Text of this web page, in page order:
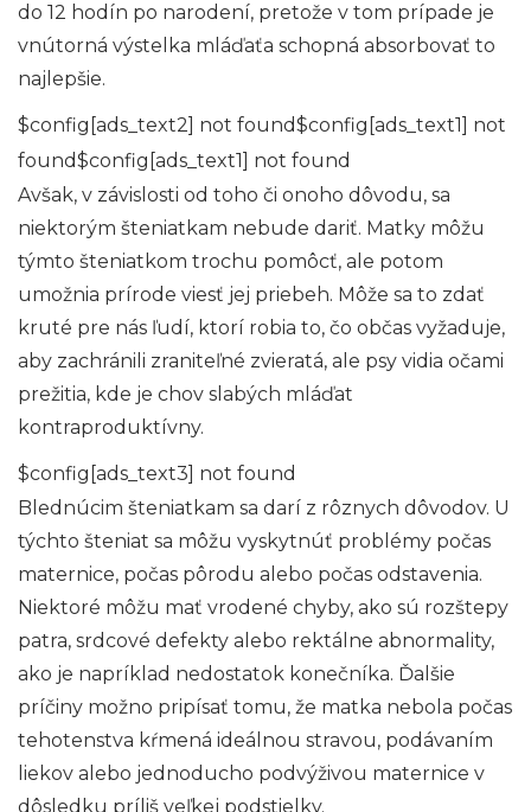
do 12 hodín po narodení, pretože v tom prípade je
vnútorná výstelka mláďaťa schopná absorbovať to
najlepšie.
$config[ads_text2] not found$config[ads_text1] not
found$config[ads_text1] not found
Avšak, v závislosti od toho či onoho dôvodu, sa
niektorým šteniatkam nebude dariť. Matky môžu
týmto šteniatkom trochu pomôcť, ale potom
umožnia prírode viesť jej priebeh. Môže sa to zdať
kruté pre nás ľudí, ktorí robia to, čo občas vyžaduje,
aby zachránili zraniteľné zvieratá, ale psy vidia očami
prežitia, kde je chov slabých mláďat
kontraproduktívny.
$config[ads_text3] not found
Blednúcim šteniatkam sa darí z rôznych dôvodov. U
týchto šteniat sa môžu vyskytnúť problémy počas
maternice, počas pôrodu alebo počas odstavenia.
Niektoré môžu mať vrodené chyby, ako sú rozštepy
patra, srdcové defekty alebo rektálne abnormality,
ako je napríklad nedostatok konečníka. Ďalšie
príčiny možno pripísať tomu, že matka nebola počas
tehotenstva kŕmená ideálnou stravou, podávaním
liekov alebo jednoducho podvýživou maternice v
dôsledku príliš veľkej podstielky.